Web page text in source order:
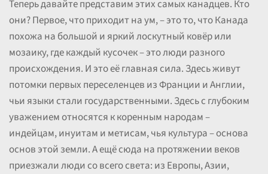
Теперь давайте представим этих самых канадцев. Кто
они? Первое, что приходит на ум, – это то, что Канада
похожа на большой и яркий лоскутный ковёр или
мозаику, где каждый кусочек – это люди разного
происхождения. И это её главная сила. Здесь живут
потомки первых переселенцев из Франции и Англии,
чьи языки стали государственными. Здесь с глубоким
уважением относятся к коренным народам –
индейцам, инуитам и метисам, чья культура – основа
основ этой земли. А ещё сюда на протяжении веков
приезжали люди со всего света: из Европы, Азии,